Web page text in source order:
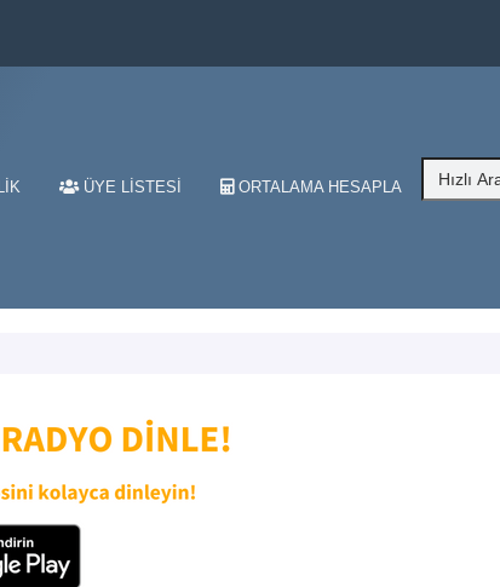
ÜYE LISTESI ORTALAMA HESAPLA